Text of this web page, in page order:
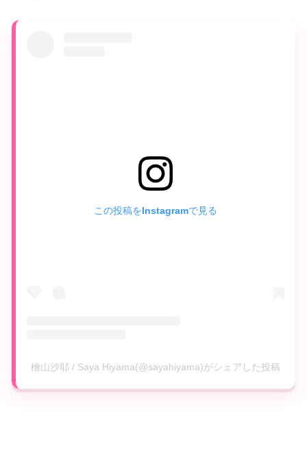
この投稿をInstagramで見る
檜山沙耶 / Saya Hiyama(@sayahiyama)がシェアした投稿